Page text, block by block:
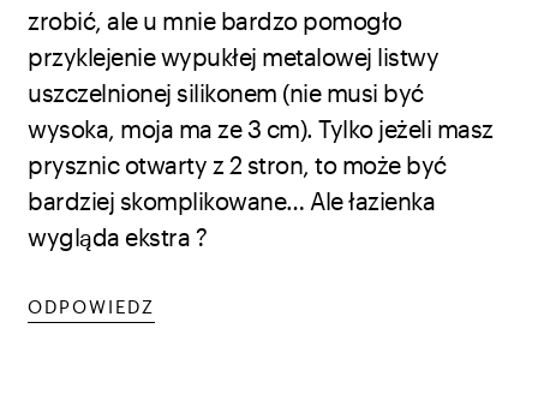
zrobić, ale u mnie bardzo pomogło
przyklejenie wypukłej metalowej listwy
uszczelnionej silikonem (nie musi być
wysoka, moja ma ze 3 cm). Tylko jeżeli masz
prysznic otwarty z 2 stron, to może być
bardziej skomplikowane… Ale łazienka
wygląda ekstra ?
ODPOWIEDZ